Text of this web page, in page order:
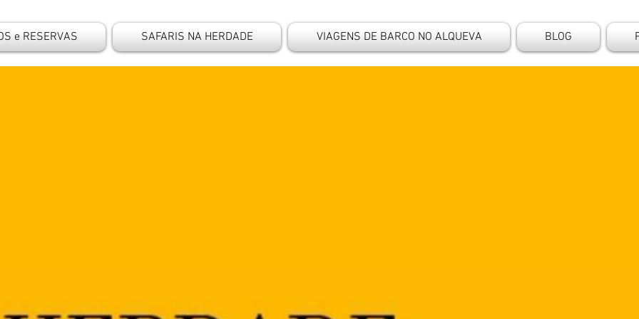
e RESERVAS SAFARIS NA HERDADE VIAGENS DE BARCO NO ALQUEVA BLOG